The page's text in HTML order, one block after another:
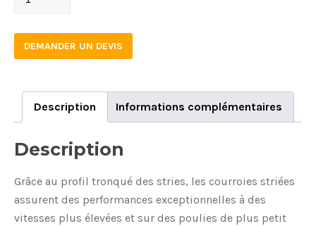
DEMANDER UN DEVIS
Description Informations complémentaires
Description
Grâce au profil tronqué des stries, les courroies striées
assurent des performances exceptionnelles à des
vitesses plus élevées et sur des poulies de plus petit